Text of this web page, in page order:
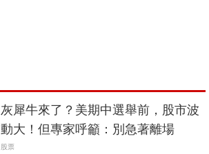
灰犀牛來了？美期中選舉前，股市波
動大！但專家呼籲：別急著離場
股票